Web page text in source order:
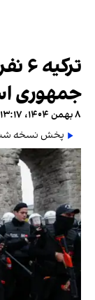
جمهوری
۸ بهمن ۱۴۰۴، ۱۳:۱۷ (‎+۰ گرینویچ)
پخش نسخه